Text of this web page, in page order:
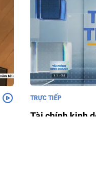
Tài chính kinh
TRỰC TIẾP